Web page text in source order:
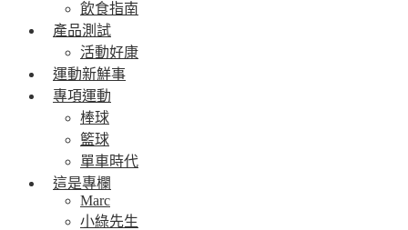
飲食指南
產品測試
活動好康
運動新鮮事
專項運動
棒球
籃球
單車時代
這是專欄
Marc
小綠先生